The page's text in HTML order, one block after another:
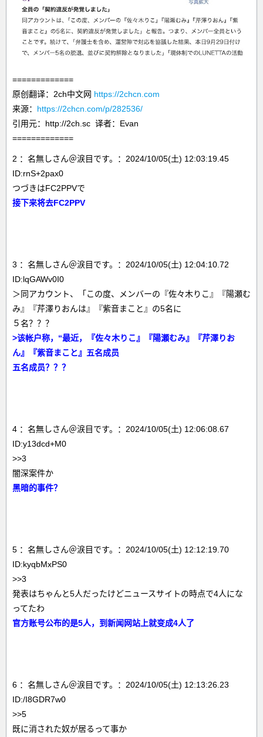
=============
原创翻译：2ch中文网 https://2chcn.com
来源： https://2chcn.com/p/282536/
引用元：http://2ch.sc 译者：Evan
=============
2 ：名無しさん＠涙目です。：2024/10/05(土) 12:03:19.45
ID:rnS+2pax0
つづきはFC2PPVで
接下来将去FC2PPV
3 ：名無しさん＠涙目です。：2024/10/05(土) 12:04:10.72
ID:lqGAWv0I0
＞同アカウント、「この度、メンバーの『佐々木りこ』『陽瀬む
み』『芹澤りおんは』『紫音まこと』の5名に
５名？？？
>该帐户称，“最近，『佐々木りこ』『陽瀬むみ』『芹澤りお
ん』『紫音まこと』五名成员
五名成员？？？
4 ：名無しさん＠涙目です。：2024/10/05(土) 12:06:08.67
ID:y13dcd+M0
>>3
闇深案件か
黑暗的事件？
5 ：名無しさん＠涙目です。：2024/10/05(土) 12:12:19.70
ID:kyqbMxPS0
>>3
発表はちゃんと5人だったけどニュースサイトの時点で4人にな
ってたわ
官方账号公布的是5人，到新闻网站上就变成4人了
6 ：名無しさん＠涙目です。：2024/10/05(土) 12:13:26.23
ID:/I8GDR7w0
>>5
既に消された奴が居るって事か